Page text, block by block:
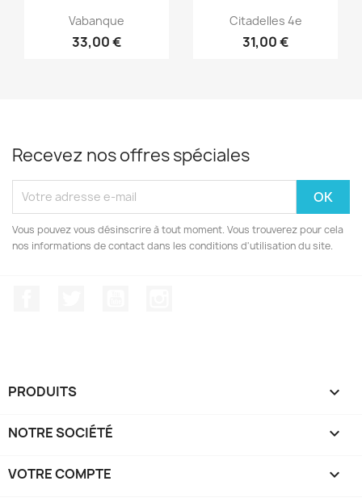
Aperçu rapide
Vabanque
33,00 €
Aperçu rapide
Citadelles 4e
31,00 €
Recevez nos offres spéciales
Vous pouvez vous désinscrire à tout moment. Vous trouverez pour cela
nos informations de contact dans les conditions d'utilisation du site.
PRODUITS 
NOTRE SOCIÉTÉ 
VOTRE COMPTE 